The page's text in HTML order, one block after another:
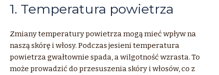
1. Temperatura powietrza
Zmiany temperatury powietrza mogą mieć wpływ na
naszą skórę i włosy. Podczas jesieni temperatura
powietrza gwałtownie spada, a wilgotność wzrasta. To
może prowadzić do przesuszenia skóry i włosów, co z